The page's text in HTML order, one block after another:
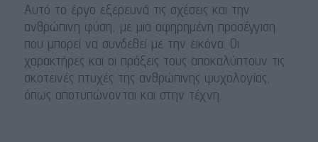
Αυτό το έργο εξερευνά τις σχέσεις και την
ανθρώπινη φύση, με μια αφηρημένη προσέγγιση
που μπορεί να συνδεθεί με την εικόνα. Οι
χαρακτήρες και οι πράξεις τους αποκαλύπτουν τις
σκοτεινές πτυχές της ανθρώπινης ψυχολογίας,
όπως αποτυπώνονται και στην τέχνη.